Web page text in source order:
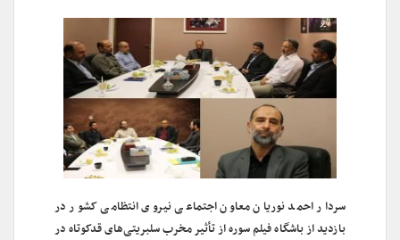
سردار احمد نوریان معاون اجتماعی نیروی انتظامی کشور در
بازدید از باشگاه فیلم سوره از تأثیر مخرب سلبریتی‌های قدکوتاه در